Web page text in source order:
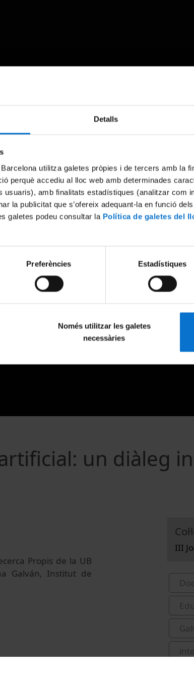
Detalls
utilitza galetes pròpies i de tercers amb la
perquè accediu al lloc web amb determinades
usuaris), amb finalitats estadístiques (analitzar com
la publicitat que s’ofereix adequant-la en funció
galetes podeu consultar la Política de galetes del
Preferències Estadístiques
Només utilitzar les galetes
necessàries
An error occurred, please try again later.
Try again
un diàleg
Propis de la UB
Galván, Institut de
III